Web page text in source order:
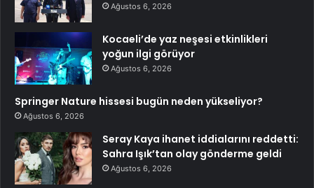
Ağustos 6, 2026
Kocaeli’de yaz neşesi etkinlikleri
yoğun ilgi görüyor
Ağustos 6, 2026
Springer Nature hissesi bugün neden yükseliyor?
Ağustos 6, 2026
Seray Kaya ihanet iddialarını reddetti:
Sahra Işık’tan olay gönderme geldi
Ağustos 6, 2026